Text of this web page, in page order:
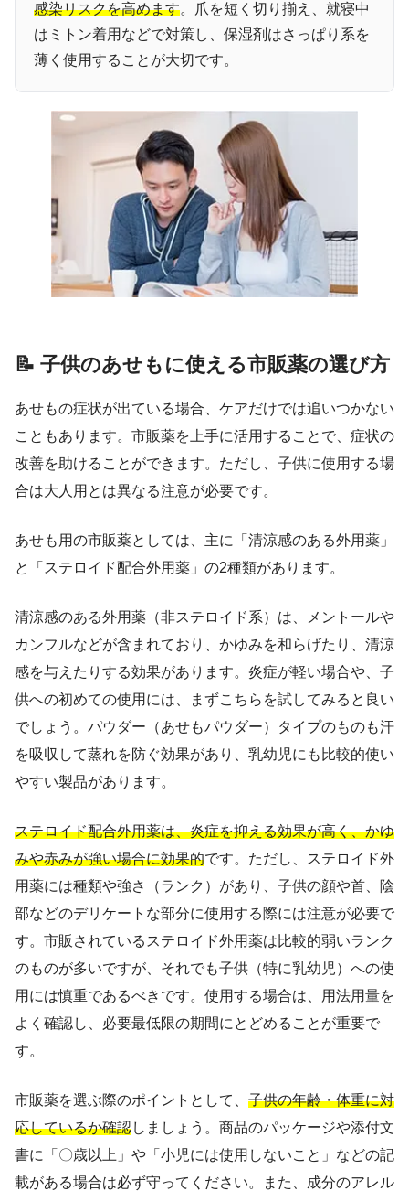
感染リスクを高めます。爪を短く切り揃え、就寝中
はミトン着用などで対策し、保湿剤はさっぱり系を
薄く使用することが大切です。
📝 子供のあせもに使える市販薬の選び方
あせもの症状が出ている場合、ケアだけでは追いつかない
こともあります。市販薬を上手に活用することで、症状の
改善を助けることができます。ただし、子供に使用する場
合は大人用とは異なる注意が必要です。
あせも用の市販薬としては、主に「清涼感のある外用薬」
と「ステロイド配合外用薬」の2種類があります。
清涼感のある外用薬（非ステロイド系）は、メントールや
カンフルなどが含まれており、かゆみを和らげたり、清涼
感を与えたりする効果があります。炎症が軽い場合や、子
供への初めての使用には、まずこちらを試してみると良い
でしょう。パウダー（あせもパウダー）タイプのものも汗
を吸収して蒸れを防ぐ効果があり、乳幼児にも比較的使い
やすい製品があります。
ステロイド配合外用薬は、炎症を抑える効果が高く、かゆ
みや赤みが強い場合に効果的です。ただし、ステロイド外
用薬には種類や強さ（ランク）があり、子供の顔や首、陰
部などのデリケートな部分に使用する際には注意が必要で
す。市販されているステロイド外用薬は比較的弱いランク
のものが多いですが、それでも子供（特に乳幼児）への使
用には慎重であるべきです。使用する場合は、用法用量を
よく確認し、必要最低限の期間にとどめることが重要で
す。
市販薬を選ぶ際のポイントとして、 子供の年齢・体重に対
応しているか確認しましょう。商品のパッケージや添付文
書に「〇歳以上」や「小児には使用しないこと」などの記
載がある場合は必ず守ってください。また、成分のアレル